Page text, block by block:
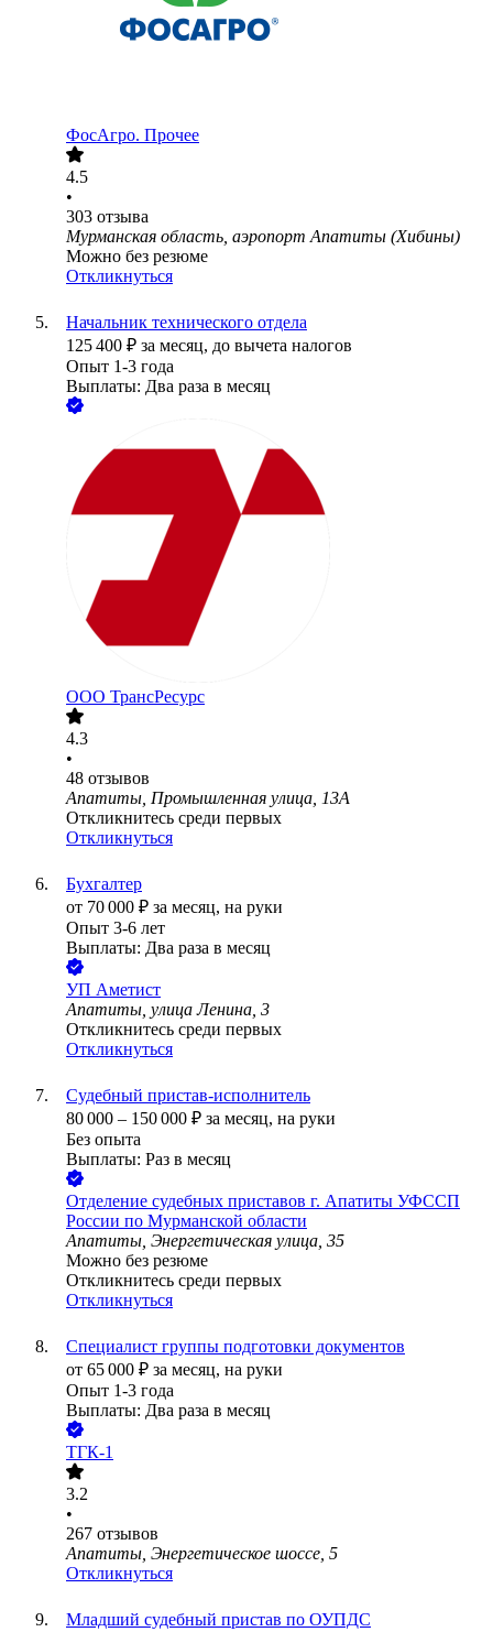
ФосАгро. Прочее
4.5
•
303 отзыва
Мурманская область, аэропорт Апатиты (Хибины)
Можно без резюме
Откликнуться
Начальник технического отдела
125 400 ₽ за месяц, до вычета налогов
Опыт 1-3 года
Выплаты: Два раза в месяц
ООО ТрансРесурс
4.3
•
48 отзывов
Апатиты, Промышленная улица, 13А
Откликнитесь среди первых
Откликнуться
Бухгалтер
от 70 000 ₽ за месяц, на руки
Опыт 3-6 лет
Выплаты: Два раза в месяц
УП Аметист
Апатиты, улица Ленина, 3
Откликнитесь среди первых
Откликнуться
Судебный пристав-исполнитель
80 000 – 150 000 ₽ за месяц, на руки
Без опыта
Выплаты: Раз в месяц
Отделение судебных приставов г. Апатиты УФССП
России по Мурманской области
Апатиты, Энергетическая улица, 35
Можно без резюме
Откликнитесь среди первых
Откликнуться
Специалист группы подготовки документов
от 65 000 ₽ за месяц, на руки
Опыт 1-3 года
Выплаты: Два раза в месяц
ТГК-1
3.2
•
267 отзывов
Апатиты, Энергетическое шоссе, 5
Откликнуться
Младший судебный пристав по ОУПДС